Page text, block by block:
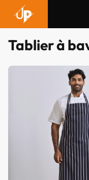
contenu
Tablier à